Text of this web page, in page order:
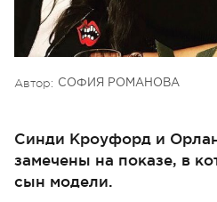
Автор: СОФИЯ РОМАНОВА
Синди Кроуфорд и
замечены на показе, в
сын модели.